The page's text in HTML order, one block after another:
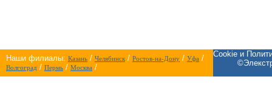
Наши филиалы: Казань / Челябинск/ Ростов-на-Дону / Уфа /
Волгоград / Пермь / Москва /
Cookie и